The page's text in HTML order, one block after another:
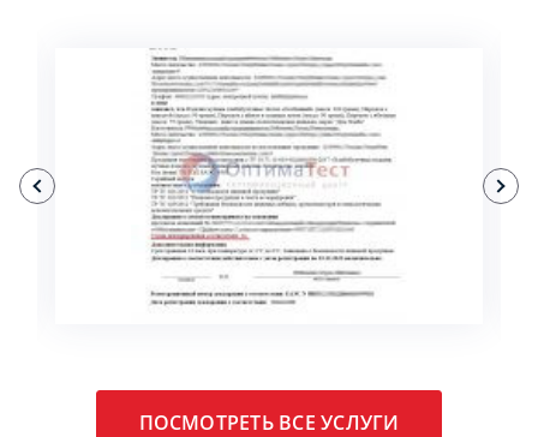
ПОДРОБНЕЕ
ПОСМОТРЕТЬ ВСЕ УСЛУГИ